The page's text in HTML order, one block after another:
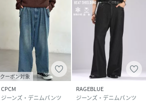
クーポン対象
CPCM
ジーンズ・デニムパンツ
RAGEBLUE
ジーンズ・デニムパンツ